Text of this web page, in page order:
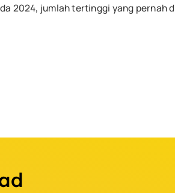
2024, jumlah tertinggi yang pernah